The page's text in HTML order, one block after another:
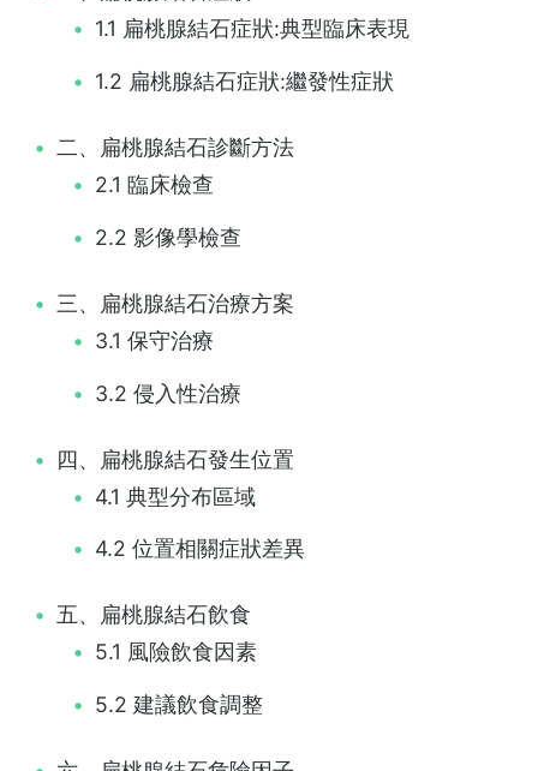
1.1 扁桃腺結石症狀:典型臨床表現
1.2 扁桃腺結石症狀:繼發性症狀
二、扁桃腺結石診斷方法
2.1 臨床檢查
2.2 影像學檢查
三、扁桃腺結石治療方案
3.1 保守治療
3.2 侵入性治療
四、扁桃腺結石發生位置
4.1 典型分布區域
4.2 位置相關症狀差異
五、扁桃腺結石飲食
5.1 風險飲食因素
5.2 建議飲食調整